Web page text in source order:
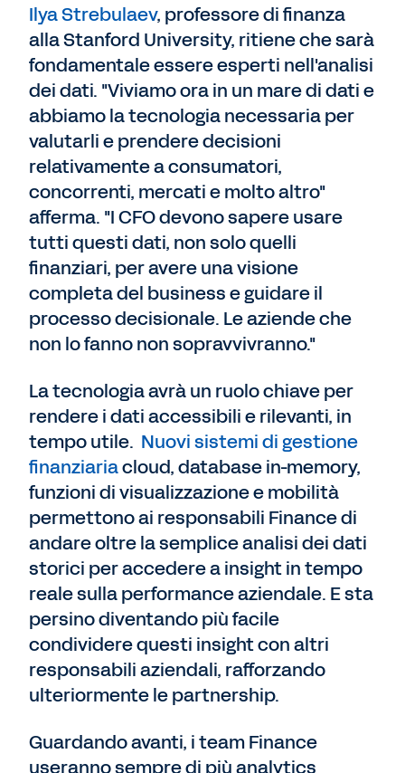
Ilya Strebulaev, professore di finanza
alla Stanford University, ritiene che sarà
fondamentale essere esperti nell'analisi
dei dati. "Viviamo ora in un mare di dati e
abbiamo la tecnologia necessaria per
valutarli e prendere decisioni
relativamente a consumatori,
concorrenti, mercati e molto altro"
afferma. "I CFO devono sapere usare
tutti questi dati, non solo quelli
finanziari, per avere una visione
completa del business e guidare il
processo decisionale. Le aziende che
non lo fanno non sopravvivranno."
La tecnologia avrà un ruolo chiave per
rendere i dati accessibili e rilevanti, in
tempo utile. Nuovi sistemi di gestione
finanziariacloud, database in-memory,
funzioni di visualizzazione e mobilità
permettono ai responsabili Finance di
andare oltre la semplice analisi dei dati
storici per accedere a insight in tempo
reale sulla performance aziendale. E sta
persino diventando più facile
condividere questi insight con altri
responsabili aziendali, rafforzando
ulteriormente le partnership.
Guardando avanti, i team Finance
useranno sempre di più analytics